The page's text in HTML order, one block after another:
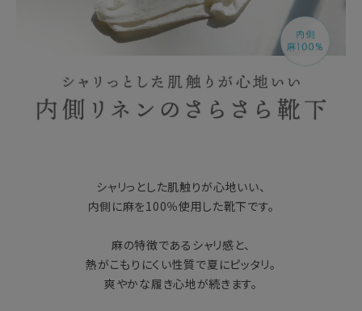
シャリっとした肌触りが心地いい、
内側に麻を100％使用した靴下です。
麻の特徴であるシャリ感と、
熱がこもりにくい性質で夏にピッタリ。
爽やかな履き心地が続きます。